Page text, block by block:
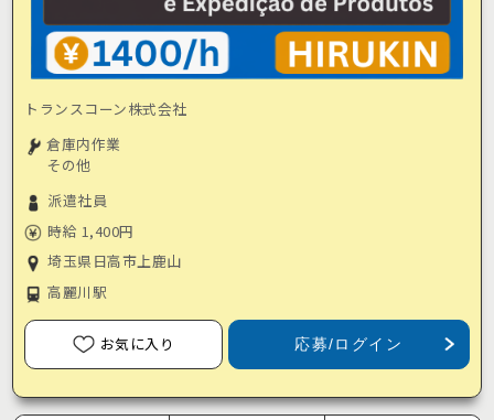
トランスコーン株式会社
倉庫内作業
その他
派遣社員
時給 1,400円
埼玉県日高市上鹿山
高麗川駅
お気に入り 応募/ログイン